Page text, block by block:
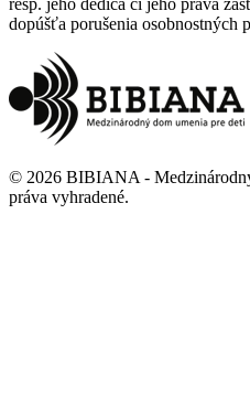
dopúšťa porušenia osobnostných
© 2026 BIBIANA -
práva vyhradené.